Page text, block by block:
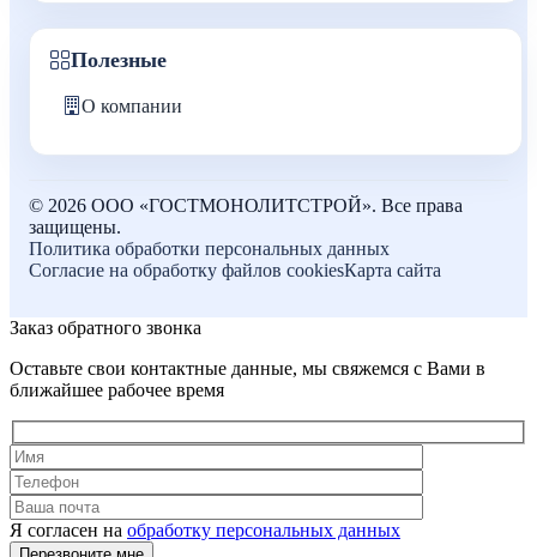
Полезные
О компании
© 2026 ООО «ГОСТМОНОЛИТСТРОЙ». Все права
защищены.
Политика обработки персональных данных
Согласие на обработку файлов cookiesКарта сайта
Заказ обратного звонка
Оставьте свои контактные данные, мы свяжемся с Вами в
ближайшее рабочее время
Я согласен на обработку персональных данных